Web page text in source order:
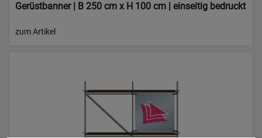
Gerüstbanner | B 250 cm x H 100 cm | einseitig bedruckt
zum Artikel